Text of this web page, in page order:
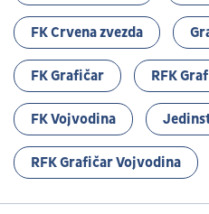
FK Crvena zvezda
FK Grafičar RFK
FK Vojvodina
RFK Grafičar Vojvodina